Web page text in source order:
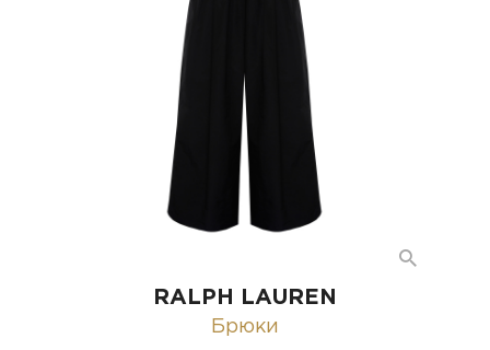
RALPH LAUREN
Брюки